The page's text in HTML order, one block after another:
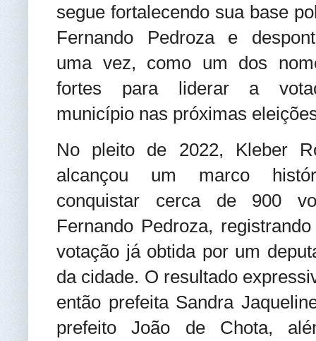
segue fortalecendo sua base
Fernando Pedroza e
uma vez, como um dos
fortes para liderar a
município nas próximas
No pleito de 2022, Kleber
alcançou um marco
conquistar cerca de 900
Fernando Pedroza,
votação já obtida por um
da cidade. O resultado
então prefeita Sandra
prefeito João de Chota,